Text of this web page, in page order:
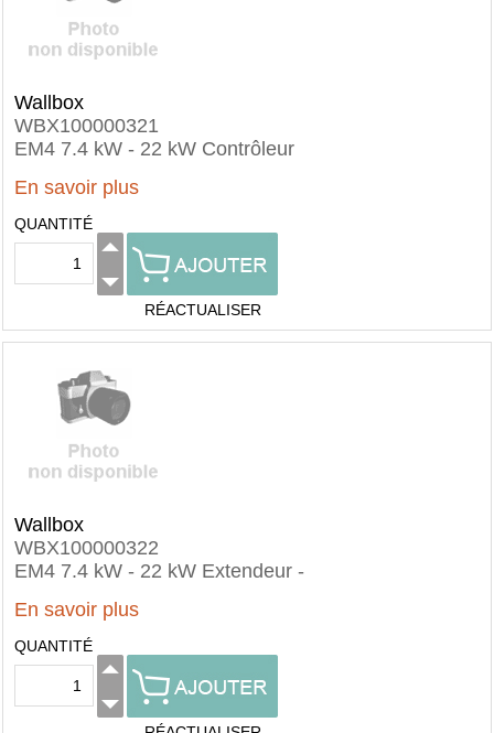
Wallbox
WBX100000321
EM4 7.4 kW - 22 kW Contrôleur
En savoir plus
QUANTITÉ
RÉACTUALISER
Wallbox
WBX100000322
EM4 7.4 kW - 22 kW Extendeur -
En savoir plus
QUANTITÉ